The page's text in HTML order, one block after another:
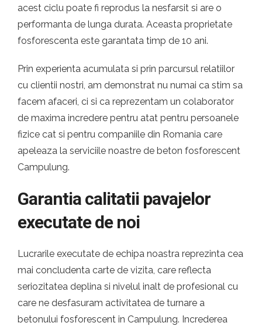
acest ciclu poate fi reprodus la nesfarsit si are o
performanta de lunga durata. Aceasta proprietate
fosforescenta este garantata timp de 10 ani.
Prin experienta acumulata si prin parcursul relatiilor
cu clientii nostri, am demonstrat nu numai ca stim sa
facem afaceri, ci si ca reprezentam un colaborator
de maxima incredere pentru atat pentru persoanele
fizice cat si pentru companiile din Romania care
apeleaza la serviciile noastre de beton fosforescent
Campulung.
Garantia calitatii pavajelor
executate de noi
Lucrarile executate de echipa noastra reprezinta cea
mai concludenta carte de vizita, care reflecta
seriozitatea deplina si nivelul inalt de profesional cu
care ne desfasuram activitatea de turnare a
betonului fosforescent in Campulung. Increderea